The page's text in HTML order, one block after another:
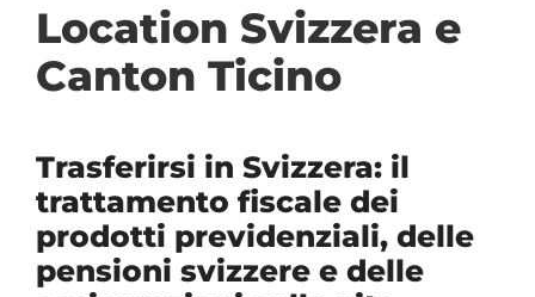
Location Svizzera e
Canton Ticino
Trasferirsi in Svizzera: il
trattamento fiscale dei
prodotti previdenziali, delle
pensioni svizzere e delle